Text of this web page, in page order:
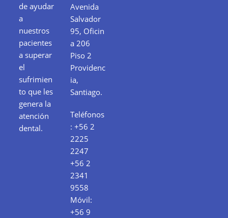
de ayudar
a
nuestros
pacientes
a superar
el
sufrimien
to que les
genera la
atención
dental.
Avenida
Salvador
95, Oficin
a 206
Piso 2
Providenc
ia,
Santiago.
Teléfonos
:+56 2
2225
2247
+56 2
2341
9558
Móvil:
+56 9